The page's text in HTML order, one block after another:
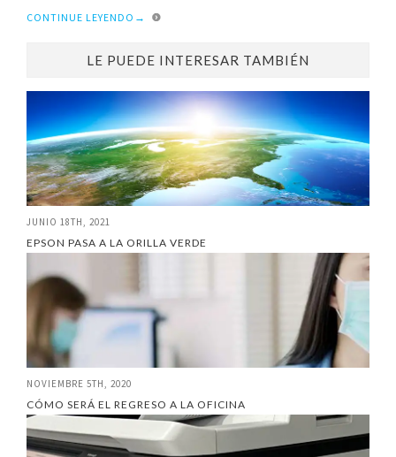
CONTINUE LEYENDO →
LE PUEDE INTERESAR TAMBIÉN
JUNIO 18TH, 2021
EPSON PASA A LA ORILLA VERDE
NOVIEMBRE 5TH, 2020
CÓMO SERÁ EL REGRESO A LA OFICINA